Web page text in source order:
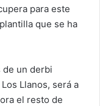
para este
que se ha
de un derbi
Llanos, será a
el resto de